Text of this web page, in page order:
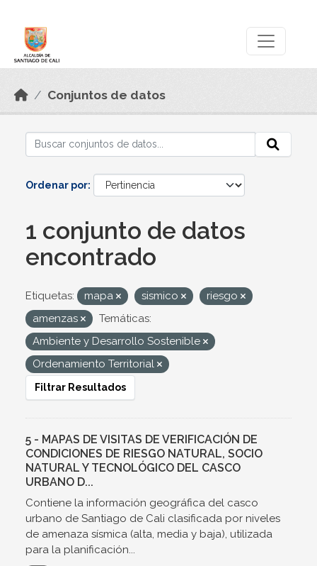
Conjuntos de datos
Ordenar por
1 conjunto de datos
encontrado
Etiquetas: mapa sismico
riesgo
amenzas
Temáticas:
Ambiente y Desarrollo Sostenible
Ordenamiento Territorial
Filtrar Resultados
5 - MAPAS DE VISITAS DE VERIFICACIÓN DE
CONDICIONES DE RIESGO NATURAL, SOCIO
NATURAL Y TECNOLÓGICO DEL CASCO
URBANO D...
Contiene la información geográfica del casco
urbano de Santiago de Cali clasificada por niveles
de amenaza sísmica (alta, media y baja), utilizada
para la planificación...